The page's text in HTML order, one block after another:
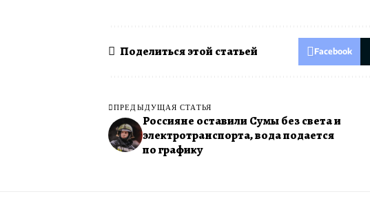
Поделиться этой статьей Facebook
ПРЕДЫДУЩАЯ СТАТЬЯ
Россияне оставили Сумы без света и
электротранспорта, вода подается
по графику